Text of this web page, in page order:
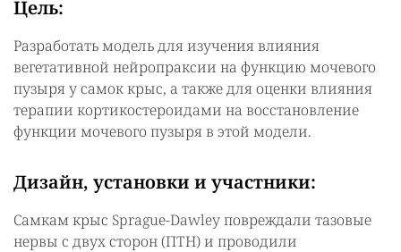
Цель:
Разработать модель для изучения влияния
вегетативной нейропраксии на функцию мочевого
пузыря у самок крыс, а также для оценки влияния
терапии кортикостероидами на восстановление
функции мочевого пузыря в этой модели.
Дизайн, установки и участники:
Самкам крыс Sprague-Dawley повреждали тазовые
нервы с двух сторон (ПТН) и проводили